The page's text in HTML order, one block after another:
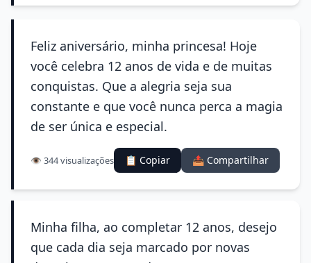
Feliz aniversário, minha princesa! Hoje
você celebra 12 anos de vida e de muitas
conquistas. Que a alegria seja sua
constante e que você nunca perca a magia
de ser única e especial.
👁️ 344 visualizações 📋 Copiar 📤 Compartilhar
Minha filha, ao completar 12 anos, desejo
que cada dia seja marcado por novas